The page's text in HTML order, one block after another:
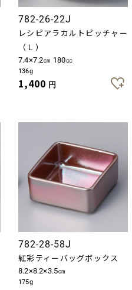
782-26-22J
レシピアラカルトピッチャー
（Ｌ）
7.4×7.2㎝ 180㏄
136g
1,400 円
782-28-58J
紅彩ティーバッグボックス
8.2×8.2×3.5㎝
175g